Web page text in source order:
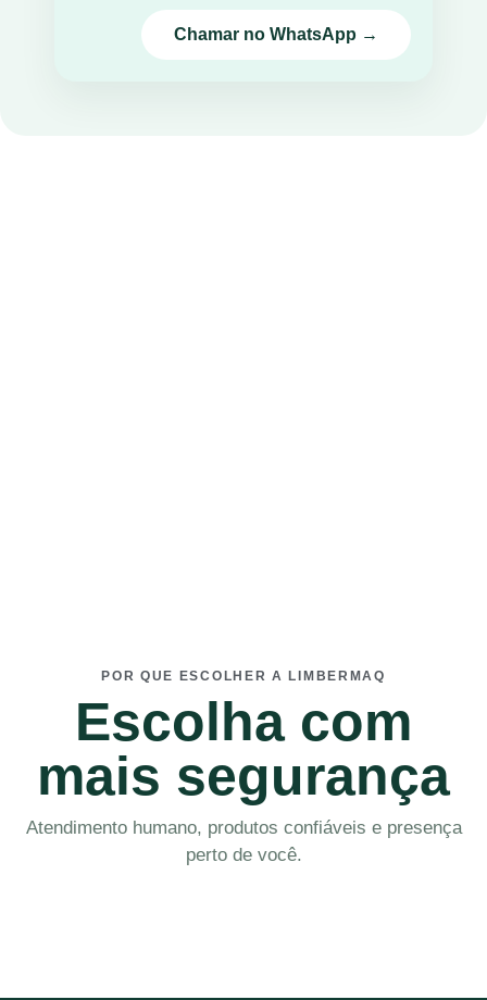
Chamar no WhatsApp →
POR QUE ESCOLHER A LIMBERMAQ
Escolha com
mais segurança
Atendimento humano, produtos confiáveis e presença
perto de você.